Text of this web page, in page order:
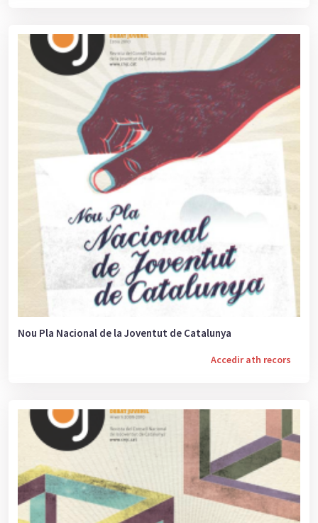
Nou Pla Nacional de la Joventut de Catalunya
Accedir ath recors